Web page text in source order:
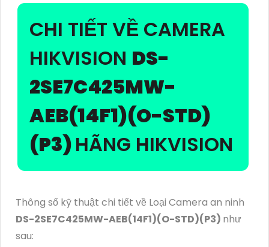
CHI TIẾT VỀ CAMERA
HIKVISION DS-
2SE7C425MW-
AEB(14F1)(O-STD)
(P3)HÃNG HIKVISION
Thông số kỹ thuật chi tiết về Loại Camera an ninh
DS-2SE7C425MW-AEB(14F1)(O-STD)(P3) như
sau: